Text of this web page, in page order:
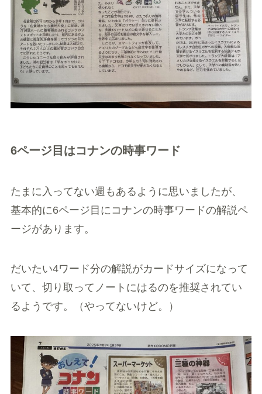
6ページ目はコナンの時事ワード
たまに入ってない週もあるように思いましたが、
基本的に6ページ目にコナンの時事ワードの解説ペ
ージがあります。
だいたい4ワード分の解説がカードサイズになって
いて、切り取ってノートにはるのを推奨されてい
るようです。（やってないけど。）